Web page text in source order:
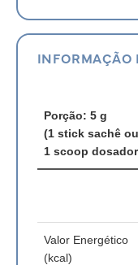
Porção: 5 g
(1 stick sachê ou
1 scoop
Valor Energético
(kcal)